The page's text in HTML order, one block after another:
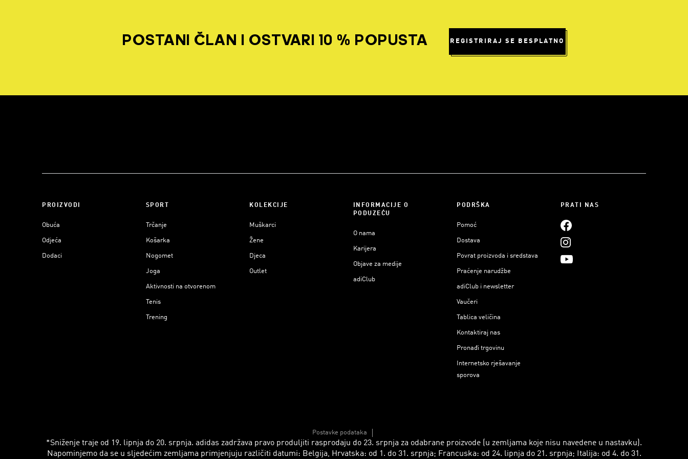
POSTANI ČLAN I OSTVARI 10 % POPUSTA REGISTRIRAJ SE BESPLATNO
PROIZVODI
Obuća
Odjeća
Dodaci
SPORT
Trčanje
Košarka
Nogomet
Joga
Aktivnosti na otvorenom
Tenis
Trening
KOLEKCIJE
Muškarci
Žene
Djeca
Outlet
INFORMACIJE O
PODUZEĆU
O nama
Karijera
Objave za medije
adiClub
PODRŠKA
Pomoć
Dostava
Povrat proizvoda i sredstava
Praćenje narudžbe
adiClub i newsletter
Vaučeri
Tablica veličina
Kontaktiraj nas
Pronađi trgovinu
Internetsko rješavanje
sporova
PRATI NAS
Postavke podataka
*Sniženje traje od 19. lipnja do 20. srpnja. adidas zadržava pravo produljiti rasprodaju do 23. srpnja za odabrane proizvode (u zemljama koje nisu navedene u nastavku).
Napominjemo da se u sljedećim zemljama primjenjuju različiti datumi: Belgija, Hrvatska: od 1. do 31. srpnja; Francuska: od 24. lipnja do 21. srpnja; Italija: od 4. do 31.